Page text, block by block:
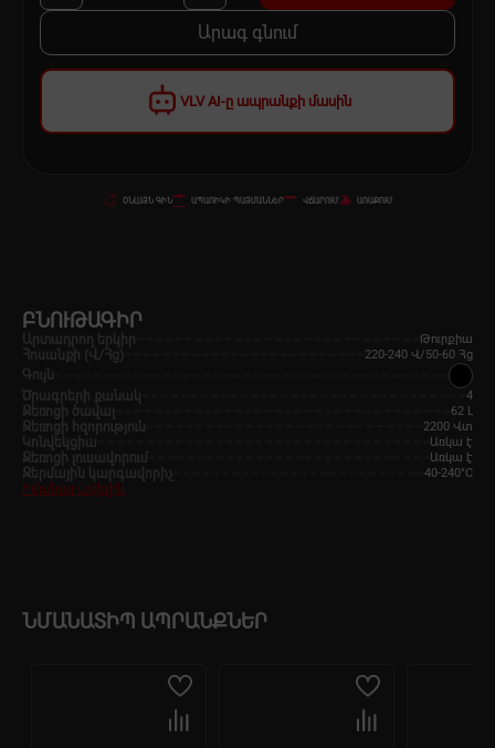
VLV AI-ը ապրանքի մասին
Արագ գնում
ՕՆԼԱՅՆ ԳԻՆ ԱՊԱՌԻԿԻ ՊԱՅՄԱՆՆԵՐ ՎՃԱՐՈՒՄ ԱՌԱՔՈՒՄ
ԲՆՈՒԹԱԳԻՐ
Արտադրող երկիր Թուրքիա
Հոսանքի (Վ/Հց) 220-240 Վ/50-60 Հց
Գույն
Ծրագրերի քանակ
4
Ջեռոցի ծավալ 62 Լ
Ջեռոցի հզորություն 2200 Վտ
Կոնվեկցիա Առկա է
Ջեռոցի լուսավորում Առկա է
Ջերմային կարգավորիչ 40-240°C
Իմանալ ավելին
ՆՄԱՆԱՏԻՊ ԱՊՐԱՆՔՆԵՐ